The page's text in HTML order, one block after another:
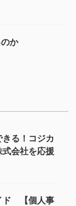
か
る！コジカ
会社を応援
ド 【個人事